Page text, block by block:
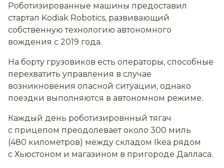
Роботизированные машины предоставил
стартап Kodiak Robotics, развивающий
собственную технологию автономного
вождения с 2019 года.
На борту грузовиков есть операторы, способные
перехватить управления в случае
возникновения опасной ситуации, однако
поездки выполняются в автономном режиме.
Каждый день роботизировнный тягач
с прицепом преодолевает около 300 миль
(480 километров) между складом Ikea рядом
с Хьюстоном и магазином в пригороде Далласа.